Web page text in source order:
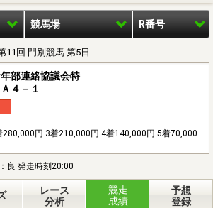
競馬場 R番号
11回 門別競馬 第5日
部連絡協議会特
４－１
円 3着210,000円 4着140,000円 5着70,000
良 発走時刻20:00
レース
分析
競走
成績
予想
登録